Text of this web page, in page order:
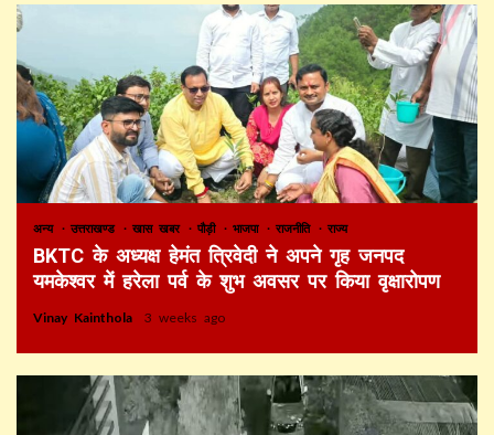
अन्य उत्तराखण्ड खास खबर पौड़ी भाजपा राजनीति राज्य
BKTC के अध्यक्ष हेमंत त्रिवेदी ने अपने गृह जनपद
यमकेश्वर में हरेला पर्व के शुभ अवसर पर किया वृक्षारोपण
Vinay Kainthola 3 weeks ago